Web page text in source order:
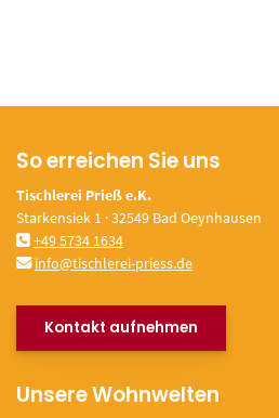
So erreichen Sie uns
Tischlerei Prieß e.K.
Starkensiek 1 · 32549 Bad Oeynhausen
+49 5734 1634
info@tischlerei-priess.de
Kontakt aufnehmen
Unsere Wohnwelten